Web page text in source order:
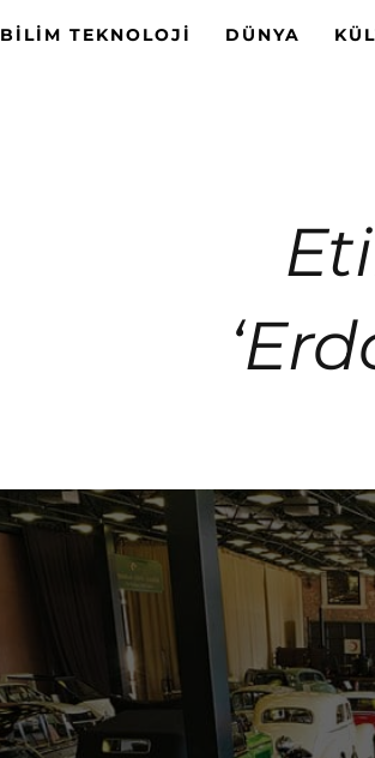
BILIM TEKNOLOJI DÜNYA